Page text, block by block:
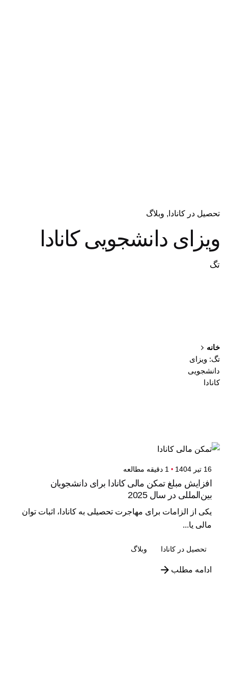
تحصیل در کانادا وبلاگ
ویزای دانشجویی کانادا
تگ
خانه
تگ: ویزای
دانشجویی
کانادا
16 تیر 1404 1 دقیقه مطالعه
افزایش مبلغ تمکن مالی کانادا برای دانشجویان
بین‌المللی در سال 2025
یکی از الزامات برای مهاجرت تحصیلی به کانادا، اثبات توان
مالی یا...
تحصیل در کانادا وبلاگ
ادامه مطلب